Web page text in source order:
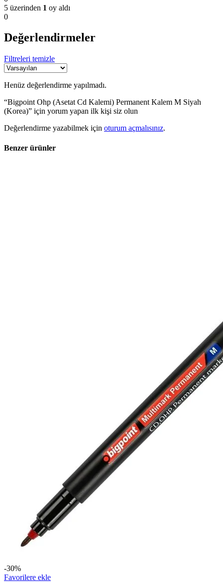
5 üzerinden 1 oy aldı
0
Değerlendirmeler
Filtreleri temizle
Henüz değerlendirme yapılmadı.
“Bigpoint Ohp (Asetat Cd Kalemi) Permanent Kalem M Siyah
(Korea)” için yorum yapan ilk kişi siz olun
Değerlendirme yazabilmek için oturum açmalısınız.
Benzer ürünler
-30%
Favorilere ekle